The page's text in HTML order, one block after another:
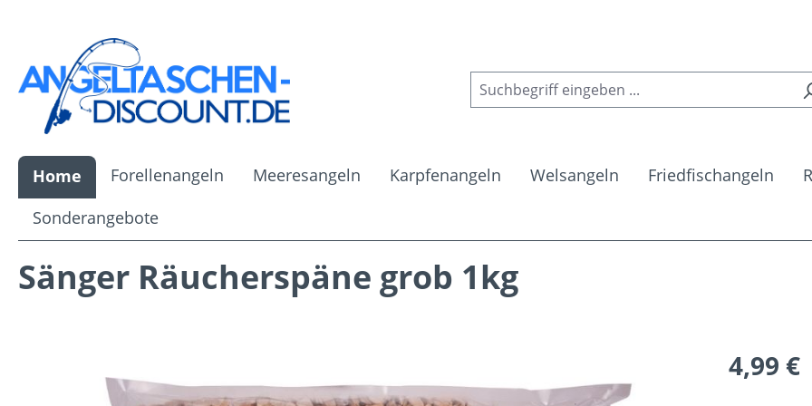
Home Forellenangeln Meeresangeln Karpfenangeln Welsangeln Friedfischangeln
Sonderangebote
Sänger Räucherspäne grob 1kg
Regulärer
4,99 €